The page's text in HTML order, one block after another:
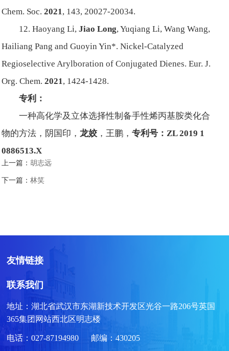
Chem. Soc. 2021, 143, 20027-20034.
12. Haoyang Li,Jiao Long, Yuqiang Li, Wang Wang,
Hailiang Pang and Guoyin Yin*. Nickel-Catalyzed
Regioselective Arylboration of Conjugated Dienes.Eur. J.
Org. Chem. 2021, 1424-1428.
专利：
一种高化学及立体选择性制备手性烯丙基胺类化合
物的方法，阴国印，龙姣 ，王鹏，专利号：ZL 2019 1
0886513.X
上一篇：胡志远
下一篇：林笑
友情链接
联系我们
地址：湖北省武汉市东湖新技术开发区光谷一路206号英国
365集团网站西北区明志楼
电话：027-87194980 邮编：430205